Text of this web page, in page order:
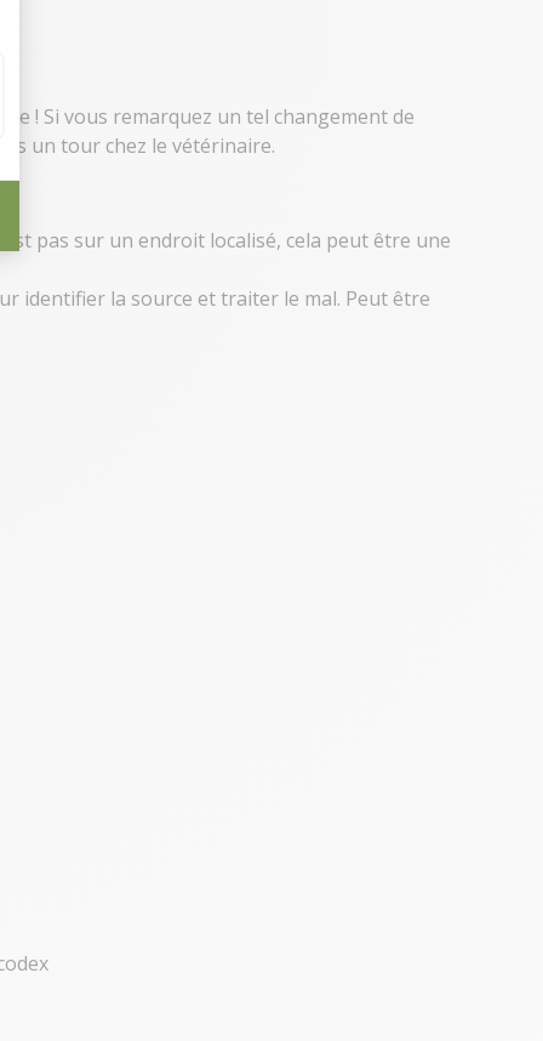
! Si vous remarquez un tel changement de
un tour chez le vétérinaire.
pas sur un endroit localisé, cela peut être une
identifier la source et traiter le mal. Peut être